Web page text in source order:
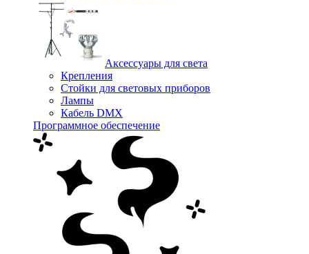
Аксессуары для света
Крепления
Стойки для световых приборов
Лампы
Кабель DMX
Программное обеспечение